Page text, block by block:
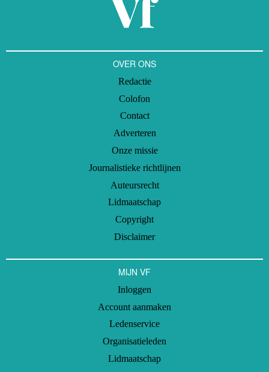
OVER ONS
Redactie
Colofon
Contact
Adverteren
Onze missie
Journalistieke richtlijnen
Auteursrecht
Lidmaatschap
Copyright
Disclaimer
MIJN VF
Inloggen
Account aanmaken
Ledenservice
Organisatieleden
Lidmaatschap